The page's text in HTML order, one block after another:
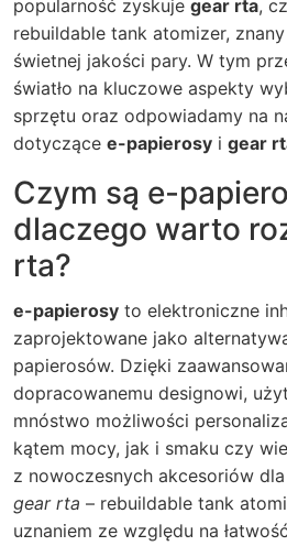
popularność zyskuje gear rta,
rebuildable tank atomizer,
świetnej jakości pary. W tym
światło na kluczowe aspekty
sprzętu oraz odpowiadamy na
dotyczące e-papierosy i gear
Czym są e-
dlaczego warto
rta?
e-papierosy to elektroniczne
zaprojektowane jako
papierosów. Dzięki
dopracowanemu designowi,
mnóstwo możliwości
kątem mocy, jak i smaku czy
z nowoczesnych akcesoriów
gear rta – rebuildable tank
uznaniem ze względu na